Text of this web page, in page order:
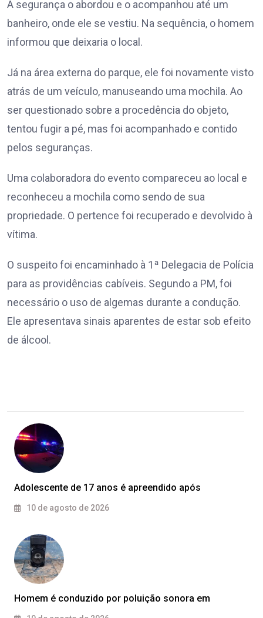
A segurança o abordou e o acompanhou até um
banheiro, onde ele se vestiu. Na sequência, o homem
informou que deixaria o local.
Já na área externa do parque, ele foi novamente visto
atrás de um veículo, manuseando uma mochila. Ao
ser questionado sobre a procedência do objeto,
tentou fugir a pé, mas foi acompanhado e contido
pelos seguranças.
Uma colaboradora do evento compareceu ao local e
reconheceu a mochila como sendo de sua
propriedade. O pertence foi recuperado e devolvido à
vítima.
O suspeito foi encaminhado à 1ª Delegacia de Polícia
para as providências cabíveis. Segundo a PM, foi
necessário o uso de algemas durante a condução.
Ele apresentava sinais aparentes de estar sob efeito
de álcool.
Adolescente de 17 anos é apreendido após
10 de agosto de 2026
Homem é conduzido por poluição sonora em